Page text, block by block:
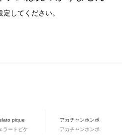
してください。
pique
ラートピケ
アカチャンホンポ
アカチャンホンポ